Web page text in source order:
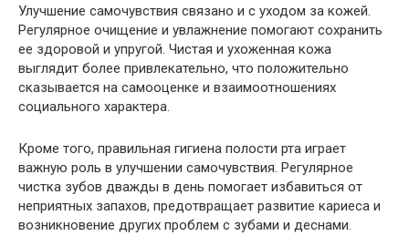
Улучшение самочувствия связано и с уходом за кожей.
Регулярное очищение и увлажнение помогают сохранить
ее здоровой и упругой. Чистая и ухоженная кожа
выглядит более привлекательно, что положительно
сказывается на самооценке и взаимоотношениях
социального характера.
Кроме того, правильная гигиена полости рта играет
важную роль в улучшении самочувствия. Регулярное
чистка зубов дважды в день помогает избавиться от
неприятных запахов, предотвращает развитие кариеса и
возникновение других проблем с зубами и деснами.